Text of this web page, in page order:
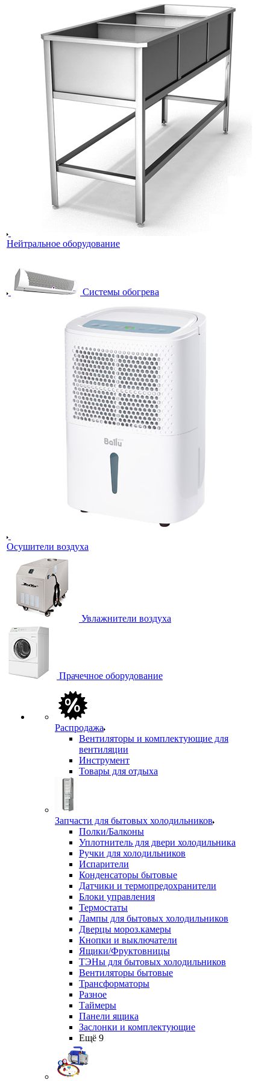
Нейтральное оборудование
Системы обогрева
Осушители воздуха
Увлажнители воздуха
Прачечное оборудование
Распродажа
Вентиляторы и комплектующие для
вентиляции
Инструмент
Товары для отдыха
Запчасти для бытовых холодильников
Полки/Балконы
Уплотнитель для двери холодильника
Ручки для холодильников
Испарители
Конденсаторы бытовые
Датчики и термопредохранители
Блоки управления
Термостаты
Лампы для бытовых холодильников
Дверцы мороз.камеры
Кнопки и выключатели
Ящики/Фруктовницы
ТЭНы для бытовых холодильников
Вентиляторы бытовые
Трансформаторы
Разное
Таймеры
Панели ящика
Заслонки и комплектующие
Ещё 9